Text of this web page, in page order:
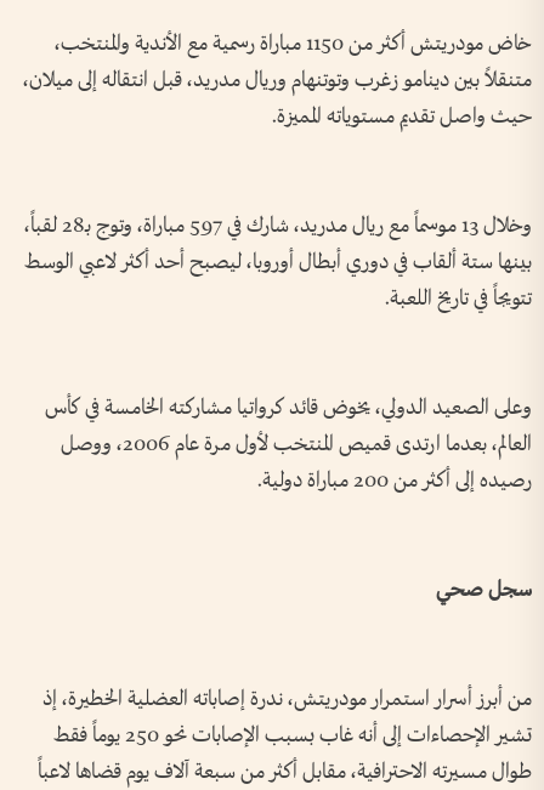
خاض مودريتش أكثر من 1150 مباراة رسمية مع الأندية والمنتخب،
متنقلاً بين دينامو زغرب وتوتنهام وريال مدريد، قبل انتقاله إلى ميلان،
حيث واصل تقديم مستوياته المميزة.
وخلال 13 موسماً مع ريال مدريد، شارك في 597 مباراة، وتوج بـ28 لقباً،
بينها ستة ألقاب في دوري أبطال أوروبا، ليصبح أحد أكثر لاعبي الوسط
تتويجاً في تاريخ اللعبة.
وعلى الصعيد الدولي، يخوض قائد كرواتيا مشاركته الخامسة في كأس
العالم، بعدما ارتدى قميص المنتخب لأول مرة عام 2006، ووصل
رصيده إلى أكثر من 200 مباراة دولية.
سجل صحي
من أبرز أسرار استمرار مودريتش، ندرة إصاباته العضلية الخطيرة، إذ
تشير الإحصاءات إلى أنه غاب بسبب الإصابات نحو 250 يوماً فقط
طوال مسيرته الاحترافية، مقابل أكثر من سبعة آلاف يوم قضاها لاعباً